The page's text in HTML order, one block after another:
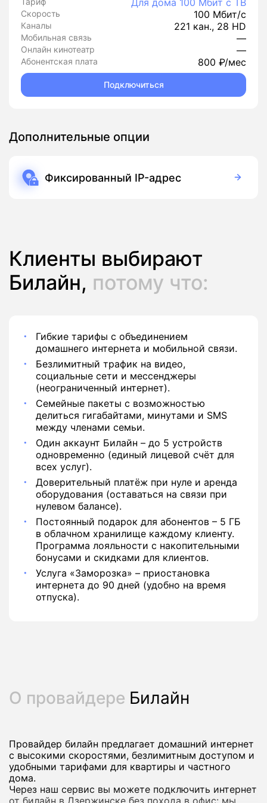
Для дома 100 Мбит с ТВ
Скорость 100 Мбит/с
Каналы 221 кан., 28 HD
Мобильная связь —
Онлайн кинотеатр —
Абонентская плата 800 ₽/мес
Подключиться
Дополнительные опции
Фиксированный IP-адрес
Клиенты выбирают
Билайн, потому что:
Гибкие тарифы с объединением
домашнего интернета и мобильной связи.
Безлимитный трафик на видео,
социальные сети и мессенджеры
(неограниченный интернет).
Семейные пакеты с возможностью
делиться гигабайтами, минутами и SMS
между членами семьи.
Один аккаунт Билайн – до 5 устройств
одновременно (единый лицевой счёт для
всех услуг).
Доверительный платёж при нуле и аренда
оборудования (оставаться на связи при
нулевом балансе).
Постоянный подарок для абонентов – 5 ГБ
в облачном хранилище каждому клиенту.
Программа лояльности с накопительными
бонусами и скидками для клиентов.
Услуга «Заморозка» – приостановка
интернета до 90 дней (удобно на время
отпуска).
О провайдере Билайн
Провайдер билайн предлагает домашний интернет
с высокими скоростями, безлимитным доступом и
удобными тарифами для квартиры и частного
дома.
Через наш сервис вы можете подключить интернет
от билайн в Дзержинске без похода в офис: мы